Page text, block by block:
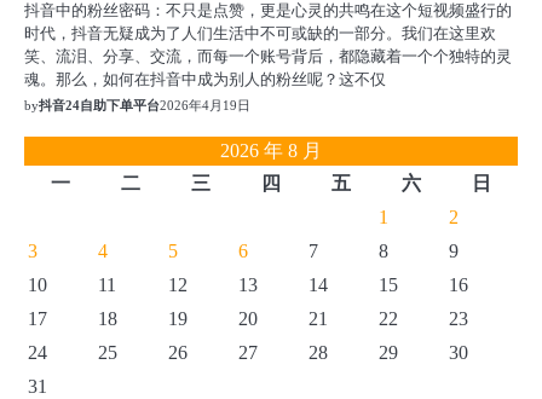
抖音中的粉丝密码：不只是点赞，更是心灵的共鸣在这个短视频盛行的
时代，抖音无疑成为了人们生活中不可或缺的一部分。我们在这里欢
笑、流泪、分享、交流，而每一个账号背后，都隐藏着一个个独特的灵
魂。那么，如何在抖音中成为别人的粉丝呢？这不仅
by抖音24自助下单平台2026年4月19日
2026 年 8 月
一
二 三 四 五 六
日
1
2
3
4 5 6 7 8
9
10
11 12 13 14 15
16
17
18 19 20 21 22
23
24
25 26 27 28 29
30
31